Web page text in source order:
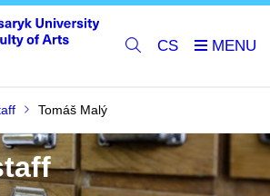
CS
Tomáš Malý